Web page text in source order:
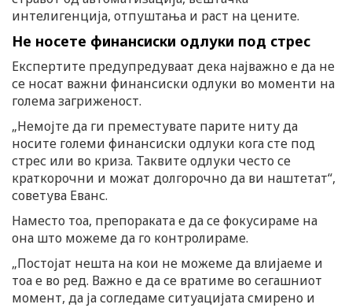
интелигенција, отпуштања и раст на цените.
Не носете финансиски одлуки под стрес
Експертите предупредуваат дека најважно е да не
се носат важни финансиски одлуки во моменти на
голема загриженост.
„Немојте да ги преместувате парите ниту да
носите големи финансиски одлуки кога сте под
стрес или во криза. Таквите одлуки често се
краткорочни и можат долгорочно да ви наштетат“,
советува Еванс.
Наместо тоа, препораката е да се фокусираме на
она што можеме да го контролираме.
„Постојат нешта на кои не можеме да влијаеме и
тоа е во ред. Важно е да се вратиме во сегашниот
момент, да ја согледаме ситуацијата смирено и